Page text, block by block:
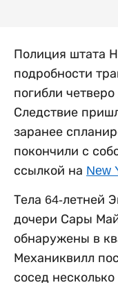
Полиция штата
подробности
погибли
Следствие
заранее
покончили с
ссылкой на New
Тела 64-летней
дочери Сары
обнаружены в
Механиквилл
сосед